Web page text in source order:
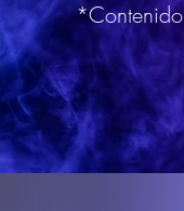
*Contenido